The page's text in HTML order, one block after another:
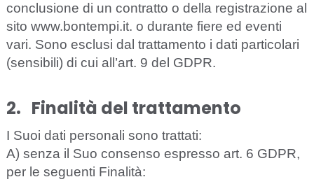
conc lusione di un contratto o della registrazione al
sito www.bontempi.it. o durante fiere ed eventi
vari. Sono esclusi dal trattamento i dati particolari
(sensibili) di cui all’art. 9 del GDPR.
2. Finalità del trattamento
I Suoi dati persona li sono trattati:
A) senza il Suo consenso espresso art. 6 GDPR,
per le seguenti Finalità: